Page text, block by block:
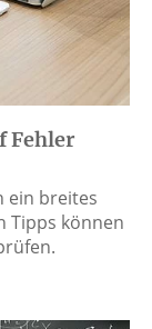
Fehler
ein breites
Tipps können